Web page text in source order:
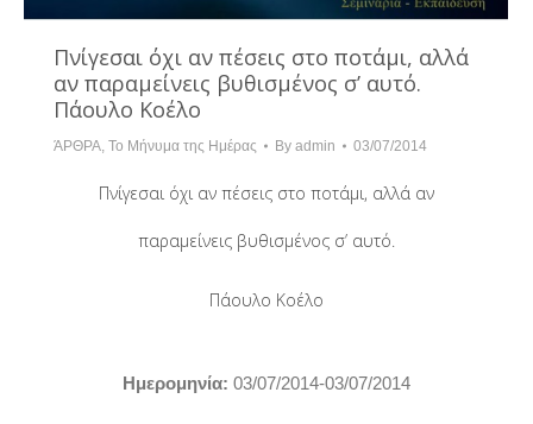
Πνίγεσαι όχι αν πέσεις στο ποτάμι, αλλά
αν παραμείνεις βυθισμένος σ’ αυτό.
Πάουλο Κοέλο
ΆΡΘΡΑ, Το Μήνυμα της Ημέρας By admin 03/07/2014
Πνίγεσαι όχι αν πέσεις στο ποτάμι, αλλά αν
παραμείνεις βυθισμένος σ’ αυτό.
Πάουλο Κοέλο
Hμερομηνία: 03/07/2014-03/07/2014